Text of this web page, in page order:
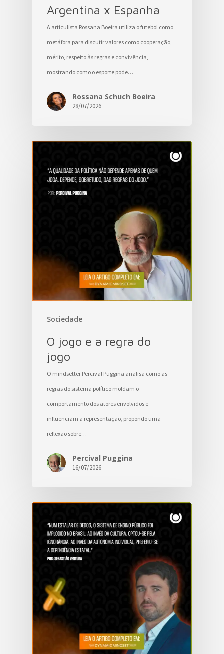
Argentina x Espanha
A articulista Rossana Boeira utiliza o futebol como
metáfora para discutir valores como cooperação,
mérito, respeito às regras e convivência,
mostrando como o esporte pode…
Rossana Schuch Boeira
28/07/2026
Sociedade
O jogo e a regra do
jogo
O mindsetter Percival Puggina analisa como as
regras do sistema político moldam o
comportamento dos atores envolvidos e
influenciam a representação, propondo uma
reflexão sobre…
Percival Puggina
16/07/2026